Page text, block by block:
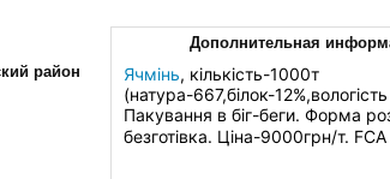
район
Дополнительная
Ячмінь, кількість-1000т
(натура-667,білок-
Пакування в біг-беги. Форма
безготівка. Ціна-9000грн/т.